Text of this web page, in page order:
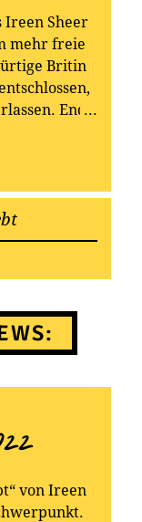
Ireen Sheer
mehr freie
Britin
Ende
Ende!
von Ireen